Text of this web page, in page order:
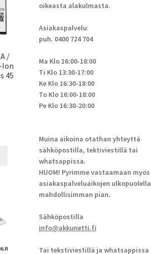
/
Ion
45
oikeasta alakulmasta.
Asiakaspalvelu:
puh. 0400 724 704
Ma Klo 16:00-18:00
Ti Klo 13:30-17:00
Ke Klo 16:30-18:00
To Klo 16:00-18:00
Pe Klo 16:30-20:00
Muina aikoina otathan yhteyttä
sähköpostilla, tektiviestillä tai
whatsappissa.
HUOM! Pyrimme vastaamaan myös
asiakaspalveluaikojen ulkopuolella
mahdollisimman pian.
Sähköpostilla
info@akkunetti.fi
Tai tekstiviestillä ja whatsappissa